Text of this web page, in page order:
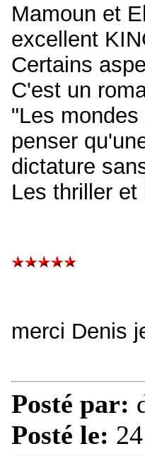
Mamoun et
excellent
Certains
C'est un
"Les
penser
dictature
Les thriller
merci Denis
Posté par:
Posté le: